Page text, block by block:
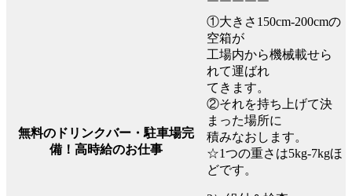
無料のドリンクバー・駐車場完
備！高時給のお仕事
￣￣￣￣￣
①大きさ150cm-200cmの
空箱が
工場内から機械載せら
れて運ばれ
てきます。
②それを持ち上げて決
まった場所に
積みなおします。
☆1つの重さは5kg-7kgほ
どです。